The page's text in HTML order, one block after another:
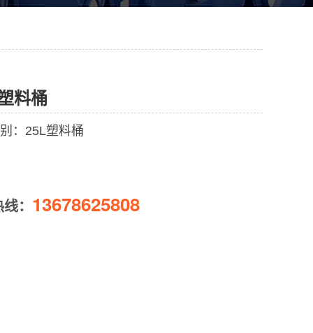
料桶
：25L塑料桶
： 13678625808